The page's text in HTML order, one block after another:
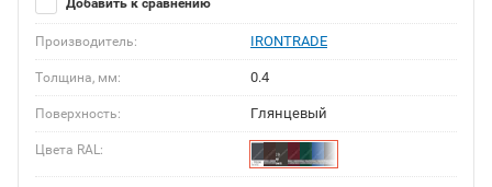
Производитель: IRONTRADE
Толщина, мм: 0.4
Поверхность: Глянцевый
Цвета RAL: